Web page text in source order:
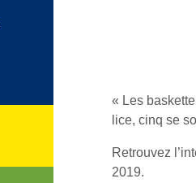
« Les
lice, cinq se
Retrouvez
2019.